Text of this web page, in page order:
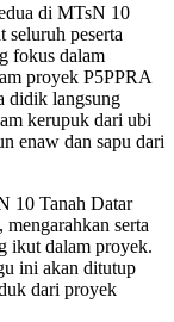
di MTsN 10
seluruh peserta
fokus dalam
proyek P5PPRA
didik langsung
kerupuk dari ubi
enaw dan sapu dari
10 Tanah Datar
serta
ikut dalam proyek.
ini akan ditutup
dari proyek